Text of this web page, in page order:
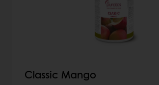
Classic Mango